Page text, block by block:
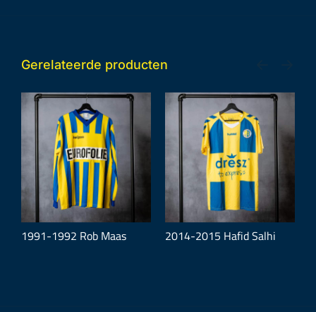
Gerelateerde producten
1991-1992 Rob Maas 2014-2015 Hafid Salhi